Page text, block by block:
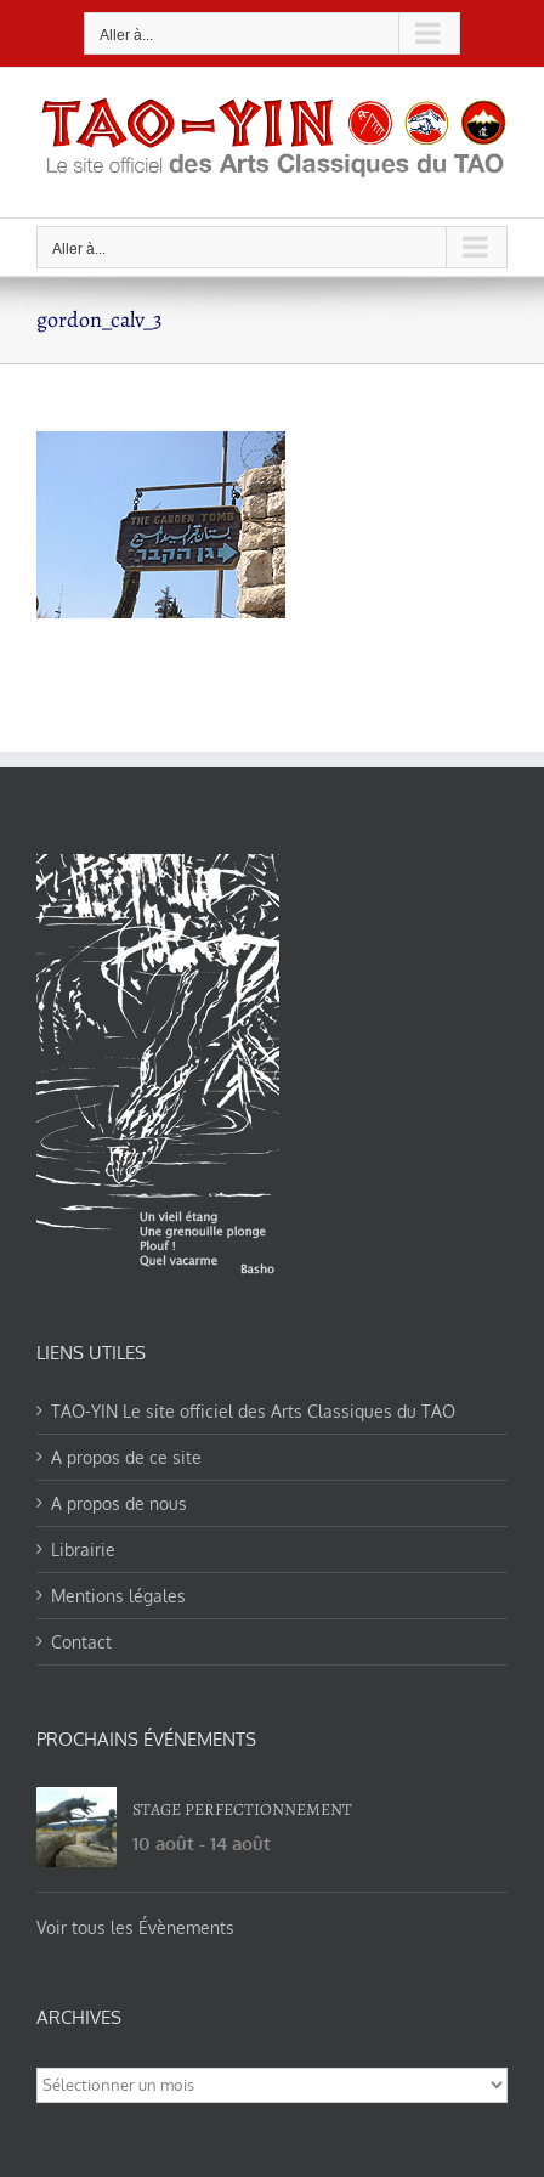
Aller à...
Aller à...
gordon_calv_3
LIENS UTILES
TAO-YIN Le site officiel des Arts Classiques du TAO
A propos de ce site
A propos de nous
Librairie
Mentions légales
Contact
PROCHAINS ÉVÉNEMENTS
STAGE PERFECTIONNEMENT
10 août - 14 août
Voir tous les Évènements
ARCHIVES
Archives